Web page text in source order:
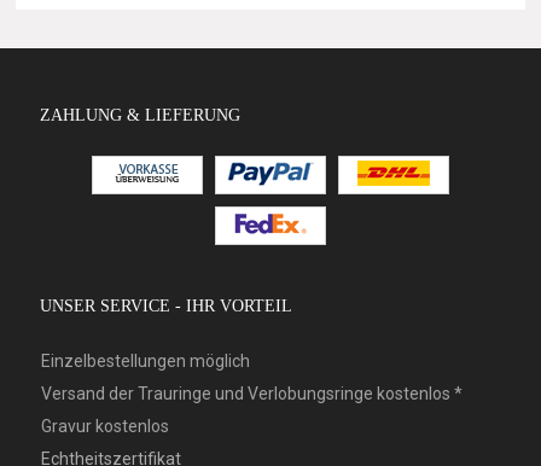
ZAHLUNG & LIEFERUNG
UNSER SERVICE - IHR VORTEIL
Einzelbestellungen möglich
Versand der Trauringe und Verlobungsringe kostenlos *
Gravur kostenlos
Echtheitszertifikat